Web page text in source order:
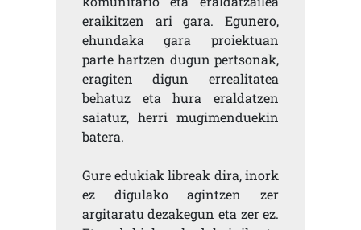
eraikitzen ari gara. Egunero,
ehundaka gara proiektuan
parte hartzen dugun pertsonak,
eragiten digun errealitatea
behatuz eta hura eraldatzen
saiatuz, herri mugimenduekin
batera.
Gure edukiak libreak dira, inork
ez digulako agintzen zer
argitaratu dezakegun eta zer ez.